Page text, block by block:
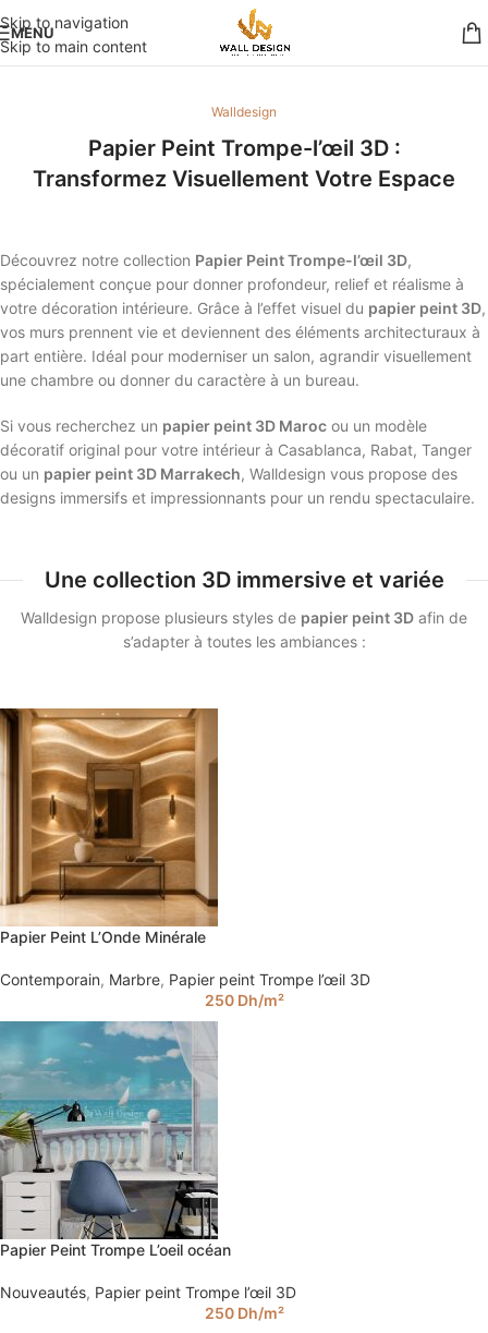
Skip to navigation
Skip to main content
MENU
Walldesign
Papier Peint Trompe-l’œil 3D :
Transformez Visuellement Votre Espace
Découvrez notre collection Papier Peint Trompe-l’œil 3D,
spécialement conçue pour donner profondeur, relief et réalisme à
votre décoration intérieure. Grâce à l’effet visuel du papier peint 3D,
vos murs prennent vie et deviennent des éléments architecturaux à
part entière. Idéal pour moderniser un salon, agrandir visuellement
une chambre ou donner du caractère à un bureau.
Si vous recherchez un papier peint 3D Maroc ou un modèle
décoratif original pour votre intérieur à Casablanca, Rabat, Tanger
ou un papier peint 3D Marrakech, Walldesign vous propose des
designs immersifs et impressionnants pour un rendu spectaculaire.
Une collection 3D immersive et variée
Walldesign propose plusieurs styles de papier peint 3D afin de
s’adapter à toutes les ambiances :
Papier Peint L’Onde Minérale
Contemporain, Marbre, Papier peint Trompe l’œil 3D
250 Dh/m²
Papier Peint Trompe L’oeil océan
Nouveautés, Papier peint Trompe l’œil 3D
250 Dh/m²